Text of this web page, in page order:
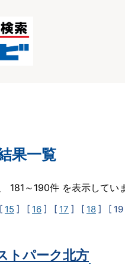
果一覧
181～190件 を表示してい
[ 15 ] [ 16 ] [ 17 ] [ 18 ] [ 19
トパーク北方